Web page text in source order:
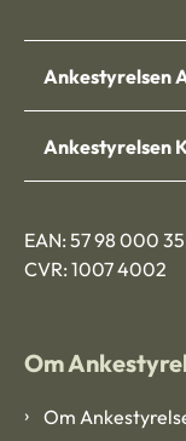
Ankestyrelsen
Ankestyrelsen
EAN: 57 98 000 35
CVR: 1007 4002
Om
Om